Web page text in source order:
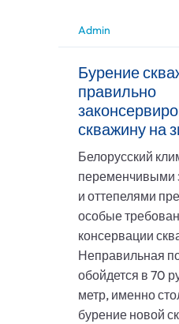
Admin
Бурение
правильно
скважину на
Белорусский
переменчивыми
и оттепелями
особые
консервации
Неправильная
обойдется в 70
метр, именно
бурение новой